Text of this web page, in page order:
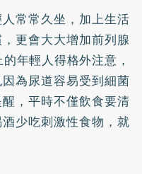
常常久坐，加上生活
更會大大增加前列腺
年輕人得格外注意，
為尿道容易受到細菌
，平時不僅飲食要清
少吃刺激性食物，就